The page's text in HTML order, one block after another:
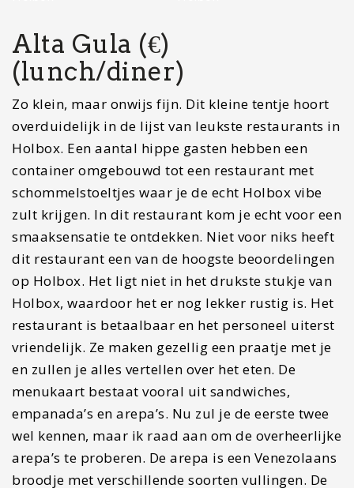
Alta Gula (€)
(lunch/diner)
Zo klein, maar onwijs fijn. Dit kleine tentje hoort
overduidelijk in de lijst van leukste restaurants in
Holbox. Een aantal hippe gasten hebben een
container omgebouwd tot een restaurant met
schommelstoeltjes waar je de echt Holbox vibe
zult krijgen. In dit restaurant kom je echt voor een
smaaksensatie te ontdekken. Niet voor niks heeft
dit restaurant een van de hoogste beoordelingen
op Holbox. Het ligt niet in het drukste stukje van
Holbox, waardoor het er nog lekker rustig is. Het
restaurant is betaalbaar en het personeel uiterst
vriendelijk. Ze maken gezellig een praatje met je
en zullen je alles vertellen over het eten. De
menukaart bestaat vooral uit sandwiches,
empanada’s en arepa’s. Nu zul je de eerste twee
wel kennen, maar ik raad aan om de overheerlijke
arepa’s te proberen. De arepa is een Venezolaans
broodje met verschillende soorten vullingen. De